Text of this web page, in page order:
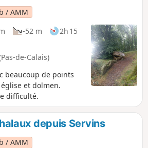
/ AMM
-52 m
2h 15
de-Calais)
beaucoup de points
et dolmen.
difficulté.
depuis Servins
/ AMM